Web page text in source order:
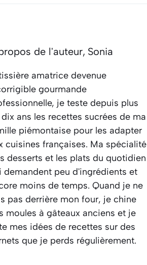
de l'auteur, Sonia
amatrice devenue
gourmande
je teste depuis plus
ans les recettes sucrées de ma
piémontaise pour les adapter
cuisines françaises. Ma spécialité
desserts et les plats du quotidien
demandent peu d'ingrédients et
moins de temps. Quand je ne
pas derrière mon four, je chine
moules à gâteaux anciens et je
mes idées de recettes sur des
que je perds régulièrement.